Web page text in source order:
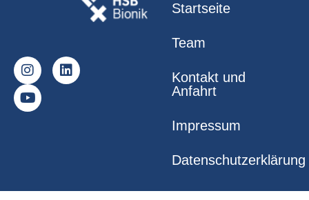
Startseite
Team
Kontakt und
Anfahrt
Impressum
Datenschutzerklärung